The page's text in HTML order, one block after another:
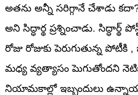
అతను అన్నీ సరిగ్గానే చేశాడు
అని సిద్ధార్థ ప్రశ్నించాడు. సిద్ధార్థ్
రోజు రోజుకు పెరుగుతున్న
మధ్య వ్యత్యాసం పెుగుతోందని
నియామకాల్లో ఇబ్బందులు